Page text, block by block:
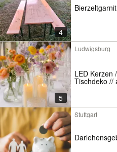
4
5
Ludwigsburg
LED Kerzen
Tischdeko //
Stuttgart